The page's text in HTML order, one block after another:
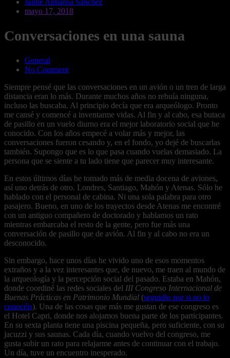
Jaime Almansa Sánchez
mayo 17, 2018
Conversaciones en una sauna
General
No Comment
Siempre pensé que las conversaciones en un avión o un tren de larga
distancia eran lo más. Durante muchos años no rehuía ninguna,
incluso las buscaba. Al principio decía que era arqueólogo. Pronto
me cansé y comencé a inventarme vidas. Al fin y al cabo, esa butaca
de pasillo en un vuelo diurno era el mejor laboratorio social que he
conocido. Con los años empecé a volar más y mejor, las
conversaciones fueron cesando y, en el fondo, yo dejé de buscarlas
también. Supongo que es lo que pasa cuando vuelas demasiado. La
persona que se siente a tu lado tiene que parecer muy interesante.
En estos últimos días he tomado más de media docena de aviones,
así uno detrás de otro. Londres, Santiago, Mahón y Atenas. Sólo he
hablado con el personal de cabina. Ni una sola palabra para otro
pasajero. Bueno, en uno de los trayectos desde Atenas me encontré
con un antiguo compañero de doctorado y hablamos un rato
mientras embarcaba el resto de la gente, pero fue más una
conversación de pasillo que de avión. Al fin y al cabo no era un
desconocido.
Sin embargo, hace unos días he vivido uno de esos momentos
extraños y a la vez interesantes que, de nuevo, me traen al mundo de
la arqueología y la percepción social del pasado. Estaba en Mahón,
donde coordiné las redes sociales del III Congreso Internacional de
Buenas Prácticas en Patrimonio Mundial (seguidlo por si no lo
conocéis). Una de las cosas que más me gustan de ese congreso es
el Hotel Capri, donde nos alojamos buena parte de los participantes.
En su sexta planta tiene una piscina pequeña, pero suficiente, con su
jacuzzi y sus saunas. Cada día, cuando vuelvo del congreso, me
gusta subir un rato para relajarme antes de continuar con el trabajo.
Un día, tuve un encuentro inesperado.